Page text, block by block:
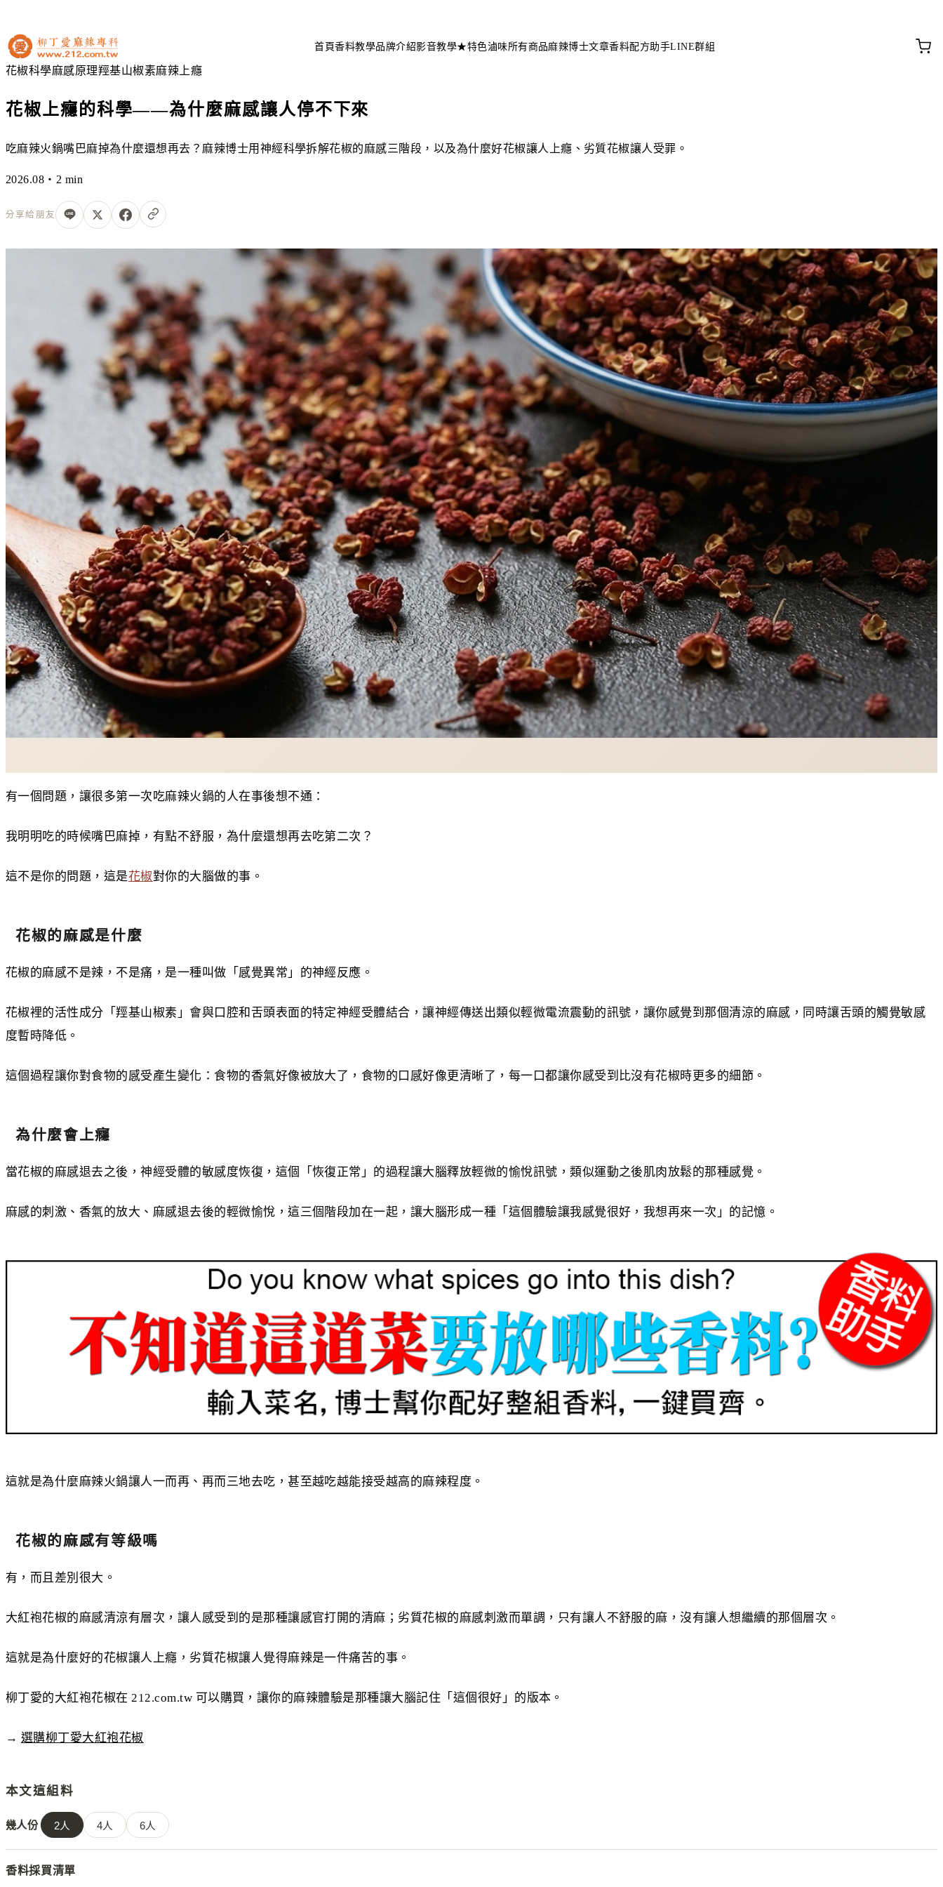
首頁香料教學品牌介紹影音教學★特色滷味所有商品麻辣博士文章香料配方助手LINE群組
花椒科學麻感原理羥基山椒素麻辣上癮
花椒上癮的科學——為什麼麻感讓人停不下來
吃麻辣火鍋嘴巴麻掉為什麼還想再去？麻辣博士用神經科學拆解花椒的麻感三階段，以及為什麼好花椒讓人上癮、劣質花椒讓人受罪。
2026.08・2 min
分享給朋友
有一個問題，讓很多第一次吃麻辣火鍋的人在事後想不通：
我明明吃的時候嘴巴麻掉，有點不舒服，為什麼還想再去吃第二次？
這不是你的問題，這是花椒對你的大腦做的事。
花椒的麻感是什麼
花椒的麻感不是辣，不是痛，是一種叫做「感覺異常」的神經反應。
花椒裡的活性成分「羥基山椒素」會與口腔和舌頭表面的特定神經受體結合，讓神經傳送出類似輕微電流震動的訊號，讓你感覺到那個清涼的麻感，同時讓舌頭的觸覺敏感
度暫時降低。
這個過程讓你對食物的感受產生變化：食物的香氣好像被放大了，食物的口感好像更清晰了，每一口都讓你感受到比沒有花椒時更多的細節。
為什麼會上癮
當花椒的麻感退去之後，神經受體的敏感度恢復，這個「恢復正常」的過程讓大腦釋放輕微的愉悅訊號，類似運動之後肌肉放鬆的那種感覺。
麻感的刺激、香氣的放大、麻感退去後的輕微愉悅，這三個階段加在一起，讓大腦形成一種「這個體驗讓我感覺很好，我想再來一次」的記憶。
這就是為什麼麻辣火鍋讓人一而再、再而三地去吃，甚至越吃越能接受越高的麻辣程度。
花椒的麻感有等級嗎
有，而且差別很大。
大紅袍花椒的麻感清涼有層次，讓人感受到的是那種讓感官打開的清麻；劣質花椒的麻感刺激而單調，只有讓人不舒服的麻，沒有讓人想繼續的那個層次。
這就是為什麼好的花椒讓人上癮，劣質花椒讓人覺得麻辣是一件痛苦的事。
柳丁愛的大紅袍花椒在 212.com.tw 可以購買，讓你的麻辣體驗是那種讓大腦記住「這個很好」的版本。
→ 選購柳丁愛大紅袍花椒
本文這組料
幾人份 2人 4人 6人
香料採買清單